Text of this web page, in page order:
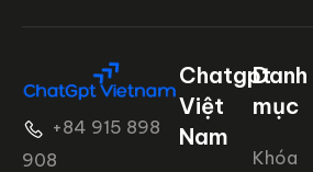
+84 915 898
908
Chatgpt
Việt
Nam
Danh
mục
Khóa